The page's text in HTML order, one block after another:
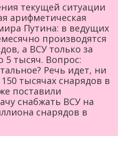
текущей ситуации
арифметическая
Путина: в ведущих
производятся
а ВСУ только за
5 тысяч. Вопрос:
Речь идет, ни
тысячах снарядов в
поставили
снабжать ВСУ на
снарядов в